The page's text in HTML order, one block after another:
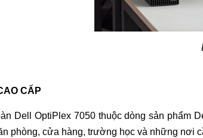
CẤP
Dell OptiPlex 7050thuộc dòng sản phẩm
phòng, cửa hàng, trường học và những nơi